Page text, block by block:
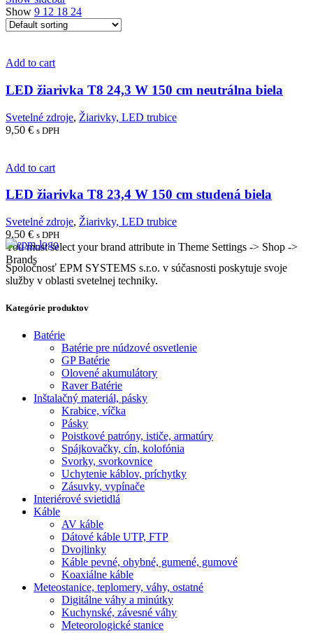
Show 9 12 18 24
Add to cart
LED žiarivka T8 24,3 W 150 cm neutrálna biela
Svetelné zdroje, Žiarivky, LED trubice
9,50 € s DPH
Add to cart
LED žiarivka T8 23,4 W 150 cm studená biela
Svetelné zdroje, Žiarivky, LED trubice
9,50 € s DPH
You must select your brand attribute in Theme Settings -> Shop ->
Brands
Spoločnosť EPM SYSTEMS s.r.o. v súčasnosti poskytuje svoje
služby v oblasti svetelnej techniky.
Kategórie produktov
Batérie
Batérie pre núdzové osvetlenie
GP Batérie
Olovené akumulátory
Raver Batérie
Inštalačný materiál, pásky
Krabice, víčka
Pásky
Poistkové patróny, ističe, armatúry
Spájkovačky, cín, kolofónia
Svorky, svorkovnice
Uchytenie káblov, príchytky
Zásuvky, vypínače
Interiérové svietidlá
Káble
AV káble
Dátové káble UTP, FTP
Dvojlinky
Káble pevné, ohybné, gumené, gumové
Koaxiálne káble
Meteostanice, teplomery, váhy, ostatné
Digitálne váhy a minútky
Kuchynské, závesné váhy
Meteorologické stanice